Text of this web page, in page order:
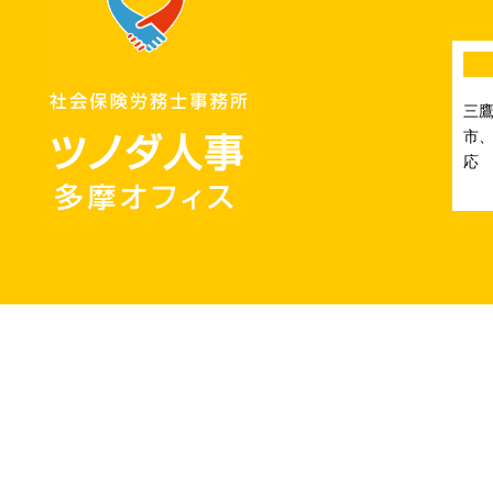
三
市
応